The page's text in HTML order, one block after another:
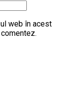
web în acest